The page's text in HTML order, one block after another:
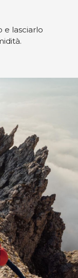
e lasciarlo